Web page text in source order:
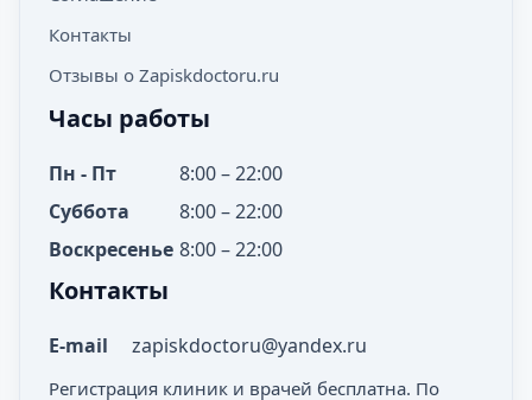
Контакты
Отзывы о Zapiskdoctoru.ru
Часы работы
Пн - Пт
8:00 – 22:00
Суббота
8:00 – 22:00
Воскресенье 8:00 – 22:00
Контакты
E-mail zapiskdoctoru@yandex.ru
Регистрация клиник и врачей бесплатна. По